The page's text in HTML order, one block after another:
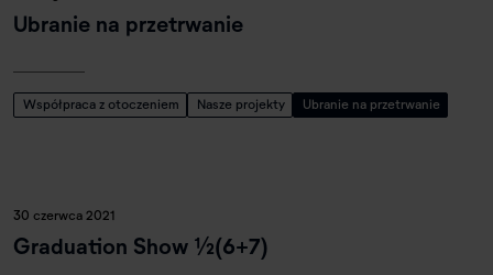
Ubranie na przetrwanie
Współpraca z otoczeniem Nasze projekty Ubranie na przetrwanie
30 czerwca 2021
Graduation Show ½(6+7)